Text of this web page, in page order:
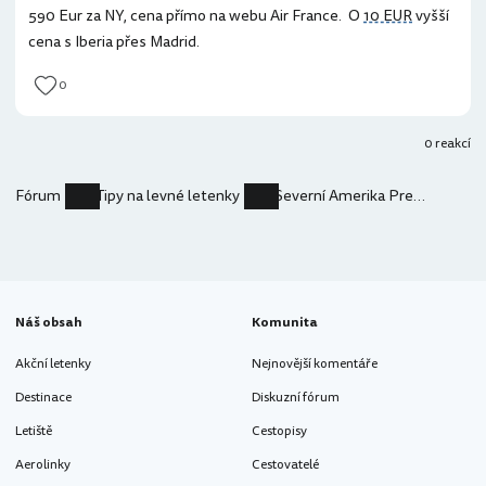
590 Eur za NY, cena přímo na webu Air France. O10 EURvyšší
cena s Iberia přes Madrid.
0
0 reakcí
Fórum Tipy na levné letenky Severní Amerika Premium Economy z Vídně
Náš obsah
Akční letenky
Destinace
Letiště
Aerolinky
Komunita
Nejnovější komentáře
Diskuzní fórum
Cestopisy
Cestovatelé